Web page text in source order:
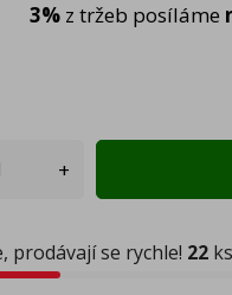
3%z tržeb posíláme
+
prodávají se rychle! 22